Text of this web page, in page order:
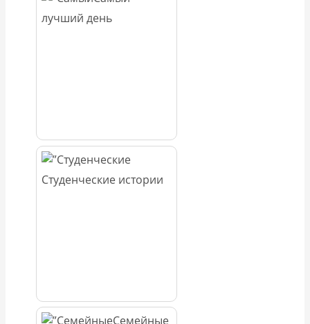
лучший день
Студенческие истории
Семейные